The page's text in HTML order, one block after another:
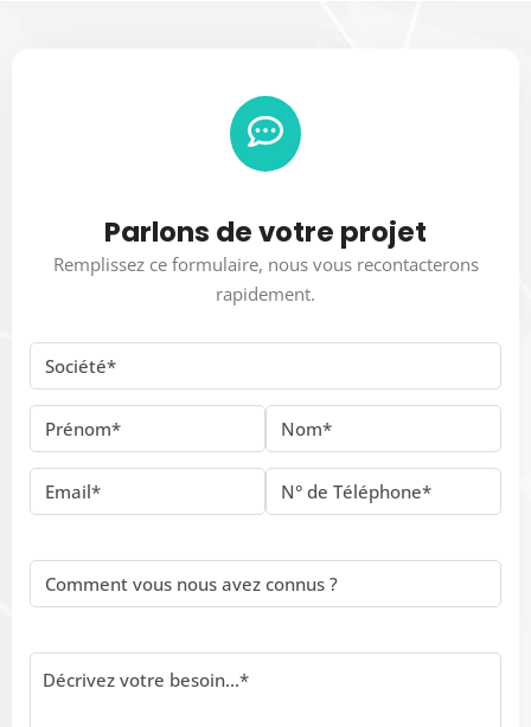
Parlons de votre projet
Remplissez ce formulaire, nous vous recontacterons
rapidement.